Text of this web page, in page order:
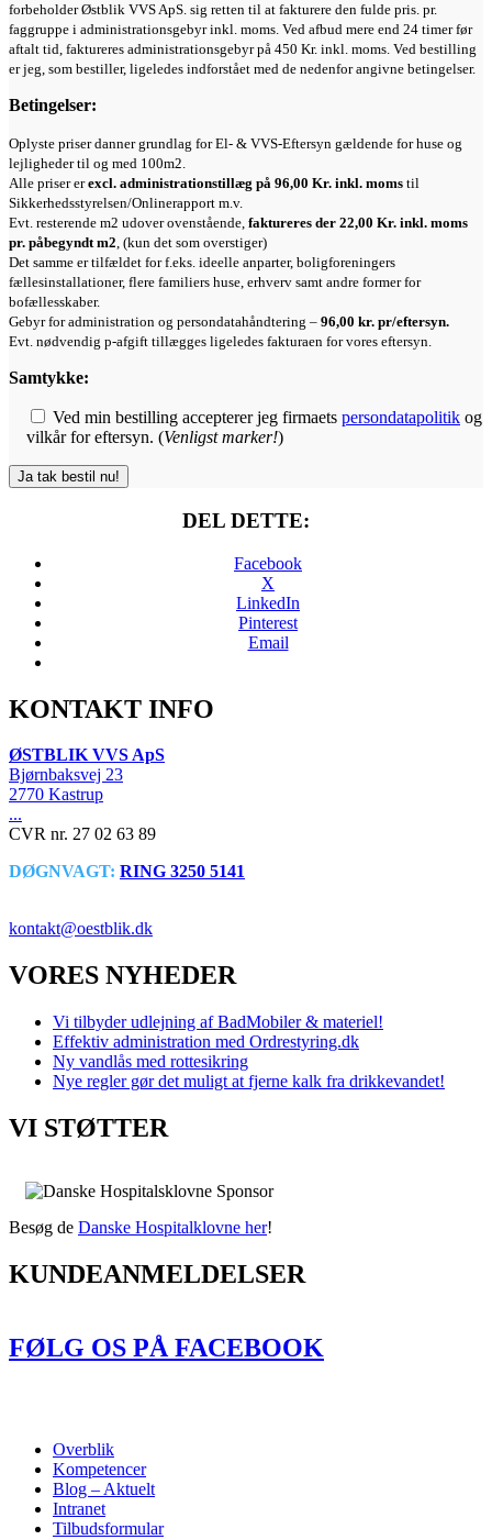
forbeholder Østblik VVS ApS. sig retten til at fakturere den fulde pris. pr.
faggruppe i administrationsgebyr inkl. moms. Ved afbud mere end 24 timer før
aftalt tid, faktureres administrationsgebyr på 450 Kr. inkl. moms. Ved bestilling
er jeg, som bestiller, ligeledes indforstået med de nedenfor angivne betingelser.
Betingelser:
Oplyste priser danner grundlag for El- & VVS-Eftersyn gældende for huse og
lejligheder til og med 100m2.
Alle priser erexcl. administrationstillæg på 96,00 Kr. inkl. moms til
Sikkerhedsstyrelsen/Onlinerapport m.v.
Evt. resterende m2 udover ovenstående, faktureres der 22,00 Kr. inkl. moms
pr. påbegyndt m2, (kun det som overstiger)
Det samme er tilfældet for f.eks. ideelle anparter, boligforeningers
fællesinstallationer, flere familiers huse, erhverv samt andre former for
bofællesskaber.
Gebyr for administration og persondatahåndtering – 96,00 kr. pr/eftersyn.
Evt. nødvendig p-afgift tillægges ligeledes fakturaen for vores eftersyn.
Samtykke:
Ved min bestilling accepterer jeg firmaets persondatapolitik og
vilkår for eftersyn. (Venligst marker!)
DEL DETTE:
Facebook
X
LinkedIn
Pinterest
Email
KONTAKT INFO
ØSTBLIK VVS ApS
Bjørnbaksvej 23
2770 Kastrup
...
CVR nr. 27 02 63 89
DØGNVAGT: RING 3250 5141
kontakt@oestblik.dk
VORES NYHEDER
Vi tilbyder udlejning af BadMobiler & materiel!
Effektiv administration med Ordrestyring.dk
Ny vandlås med rottesikring
Nye regler gør det muligt at fjerne kalk fra drikkevandet!
VI STØTTER
Besøg de Danske Hospitalklovne her!
KUNDEANMELDELSER
FØLG OS PÅ FACEBOOK
Overblik
Kompetencer
Blog – Aktuelt
Intranet
Tilbudsformular